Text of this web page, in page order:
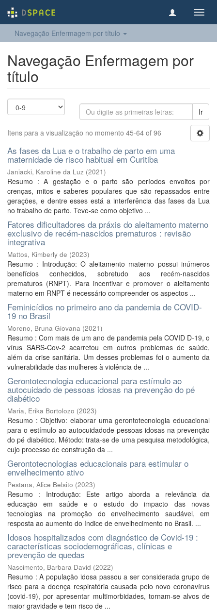
Navegação Enfermagem por título
Navegação Enfermagem por
título
Ir
Itens para a visualização no momento 45-64 of 96
As fases da Lua e o trabalho de parto em uma
maternidade de risco habitual em Curitiba
Janiacki, Karoline da Luz (2021)
Resumo : A gestação e o parto são períodos envoltos por
crenças, mitos e saberes populares que são repassados entre
gerações, e dentre esses está a interferência das fases da Lua
no trabalho de parto. Teve-se como objetivo ...
Fatores dificultadores da práxis do aleitamento materno
exclusivo de recém-nascidos prematuros : revisão
integrativa
Mattos, Kimberly de (2023)
Resumo : Introdução: O aleitamento materno possui inúmeros
benefícios conhecidos, sobretudo aos recém-nascidos
prematuros (RNPT). Para incentivar e promover o aleitamento
materno em RNPT é necessário compreender os aspectos ...
Feminicídios no primeiro ano da pandemia de COVID-
19 no Brasil
Moreno, Bruna Giovana (2021)
Resumo : Com mais de um ano de pandemia pela COVID D-19, o
vírus SARS-Cov-2 acarretou em outros problemas de saúde,
além da crise sanitária. Um desses problemas foi o aumento da
vulnerabilidade das mulheres à violência de ...
Gerontotecnologia educacional para estímulo ao
autocuidado de pessoas idosas na prevenção do pé
diabético
Maria, Erika Bortolozo (2023)
Resumo : Objetivo: elaborar uma gerontotecnologia educacional
para o estímulo ao autocuidadode pessoas idosas na prevenção
do pé diabético. Método: trata-se de uma pesquisa metodológica,
cujo processo de construção da ...
Gerontotecnologias educacionais para estimular o
envelhecimento ativo
Pestana, Alice Belsito (2023)
Resumo : Introdução: Este artigo aborda a relevância da
educação em saúde e o estudo do impacto das novas
tecnologias na promoção do envelhecimento saudável, em
resposta ao aumento do índice de envelhecimento no Brasil. ...
Idosos hospitalizados com diagnóstico de Covid-19 :
características sociodemográficas, clínicas e
prevenção de quedas
Nascimento, Barbara David (2022)
Resumo : A população idosa passou a ser considerada grupo de
risco para a doença respiratória causada pelo novo coronavírus
(covid-19), por apresentar multimorbidades, tornam-se alvos de
maior gravidade e tem risco de ...